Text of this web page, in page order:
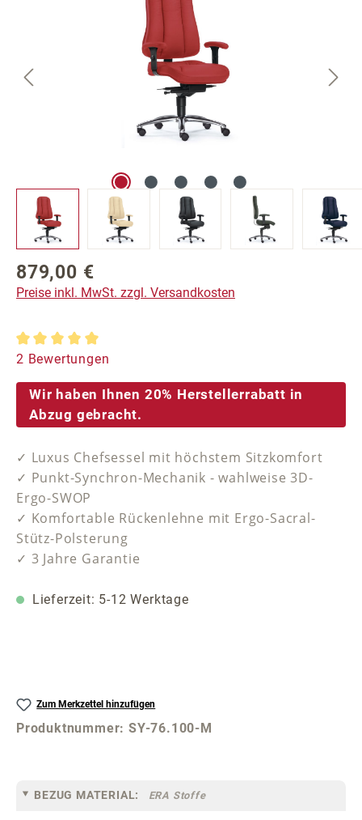
Regulärer Preis:
879,00 €
Preise inkl. MwSt. zzgl. Versandkosten
Durchschnittliche Bewertung von 5 von 5 Sternen
2 Bewertungen
Wir haben Ihnen 20% Herstellerrabatt in
Abzug gebracht.
✓ Luxus Chefsessel mit höchstem Sitzkomfort
✓ Punkt-Synchron-Mechanik - wahlweise 3D-
Ergo-SWOP
✓ Komfortable Rückenlehne mit Ergo-Sacral-
Stütz-Polsterung
✓ 3 Jahre Garantie
Lieferzeit: 5-12 Werktage
Zum Merkzettel hinzufügen
Produktnummer:SY-76.100-M
BEZUG MATERIAL: ERA Stoffe